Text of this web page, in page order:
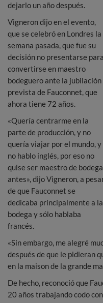
dejarlo un año después.
Vigneron dijo en el evento,
que se celebró en Londres la
semana pasada, que fue su
decisión no presentarse para
convertirse en maestro
bodeguero ante la jubilación
prevista de Fauconnet, que
ahora tiene 72 años.
«Quería centrarme en la
parte de producción, y no
quería viajar por el mundo, y
no hablo inglés, por eso no
quise ser maestro de bodega
antes», dijo Vigneron, a
de que Fauconnet se
dedicaba principalmente a la
bodega y sólo hablaba
francés.
«Sin embargo, me alegré
después de que le pidieran
en la maison de la grande
De hecho, reconoció que
20 años trabajando codo